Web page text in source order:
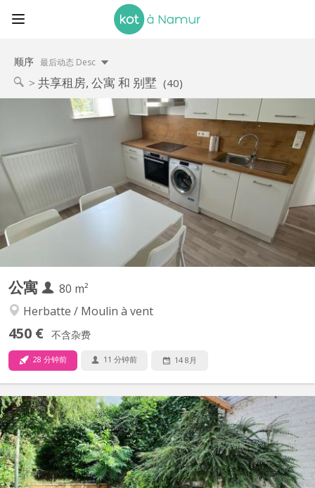
顺序 最后动态 Desc
共享租房, 公寓 和 别墅 (40)
公寓
80 m²
Herbatte / Moulin à vent
450 € 不含杂费
28 分钟前 11 分钟前 14 8月
KN 5905
Appartement pour 2 étudiant(e)s, entièrement rénové, composé
de 2 chambres, salon, cuisine (incluant taque de cuisson, four,
frigo, congélateur et emplacement lave linge), WC suspendu,
salle de douche avec lavabo, meubles, accès direct cour/jardin,
emplacement parking fermé privatif en option,...
KN 4552
Colocation rénovée à Salzinnes (Namur) - IL RESTE 1 grande
chambre disponible. Maison entièrement rénovée en 2023 (PEB
C), située Avenue de Marlagne 77, à deux pas de la Clinique
Sainte-Elisabeth, du département paramédical Hénallux et à